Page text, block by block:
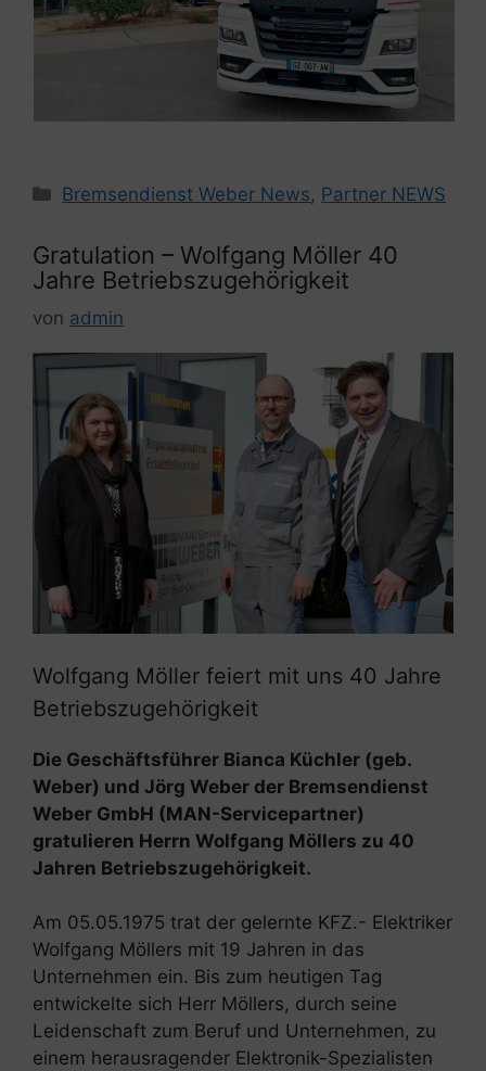
Kategorien
Bremsendienst Weber News, Partner NEWS
Gratulation – Wolfgang Möller 40
Jahre Betriebszugehörigkeit
von admin
Wolfgang Möller feiert mit uns 40 Jahre
Betriebszugehörigkeit
Die Geschäftsführer Bianca Küchler (geb.
Weber) und Jörg Weber der Bremsendienst
Weber GmbH (MAN-Servicepartner)
gratulieren Herrn Wolfgang Möllers zu 40
Jahren Betriebszugehörigkeit.
Am 05.05.1975 trat der gelernte KFZ.- Elektriker
Wolfgang Möllers mit 19 Jahren in das
Unternehmen ein. Bis zum heutigen Tag
entwickelte sich Herr Möllers, durch seine
Leidenschaft zum Beruf und Unternehmen, zu
einem herausragender Elektronik-Spezialisten